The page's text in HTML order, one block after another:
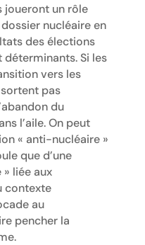
joueront un rôle
nucléaire en
des élections
Si les
vers les
pas
du
l’aile. On peut
« anti-nucléaire »
que d’une
liée aux
contexte
au
pencher la